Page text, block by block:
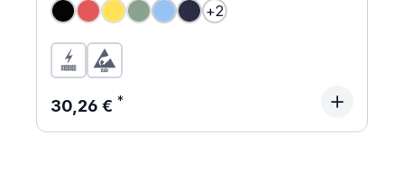
(Diese Option ist zurzeit nicht verfügbar.)
(Diese Option ist zurzeit nicht verfügbar.)
(Diese Option ist zurzeit nicht verfügbar.)
+2
Regulärer Preis:
30,26 €